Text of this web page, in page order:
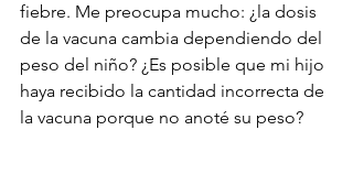
fiebre. Me preocupa mucho: ¿la dosis
de la vacuna cambia dependiendo del
peso del niño? ¿Es posible que mi hijo
haya recibido la cantidad incorrecta de
la vacuna porque no anoté su peso?